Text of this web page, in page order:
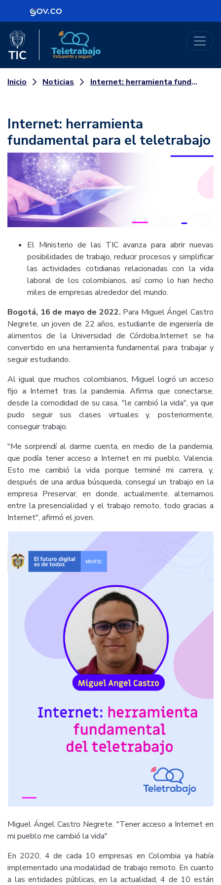
Logo Gobierno de Colombia
Logo del Ministerio TIC
Inicio Noticias Internet: herramienta fundamental para el teletrabajo
Internet: herramienta
fundamental para el teletrabajo
El Ministerio de las TIC avanza para abrir nuevas
posibilidades de trabajo, reducir procesos y simplificar
las actividades cotidianas relacionadas con la vida
laboral de los colombianos, así como lo han hecho
miles de empresas alrededor del mundo.
Bogotá, 16 de mayo de 2022. Para Miguel Ángel Castro
Negrete, un joven de 22 años, estudiante de ingeniería de
alimentos de la Universidad de Córdoba,Internet se ha
convertido en una herramienta fundamental para trabajar y
seguir estudiando.
Al igual que muchos colombianos, Miguel logró un acceso
fijo a Internet tras la pandemia. Afirma que conectarse,
desde la comodidad de su casa, "le cambió la vida", ya que
pudo seguir sus clases virtuales y, posteriormente,
conseguir trabajo.
"Me sorprendí al darme cuenta, en medio de la pandemia,
que podía tener acceso a Internet en mi pueblo, Valencia.
Esto me cambió la vida porque terminé mi carrera, y,
después de una ardua búsqueda, conseguí un trabajo en la
empresa Preservar, en donde, actualmente. alternamos
entre la presencialidad y el trabajo remoto, todo gracias a
Internet", afirmó el joven.
Miguel Ángel Castro Negrete. "Tener acceso a Internet en
mi pueblo me cambió la vida"
En 2020, 4 de cada 10 empresas en Colombia ya había
implementado una modalidad de trabajo remoto. En cuanto
a las entidades públicas, en la actualidad, 4 de 10 están